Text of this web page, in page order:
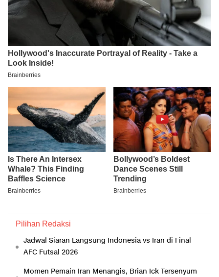
Pilihan Redaksi
Jadwal Siaran Langsung Indonesia vs Iran di Final
AFC Futsal 2026
Momen Pemain Iran Menangis, Brian Ick Tersenyum